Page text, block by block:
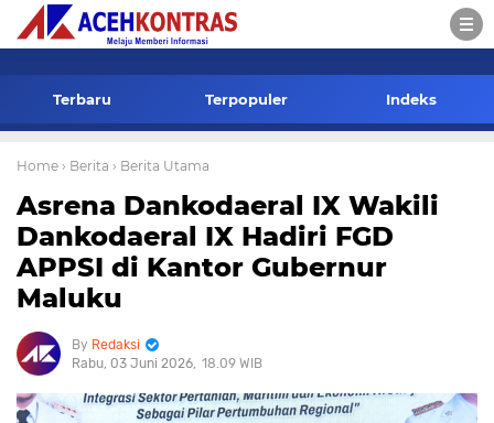
Terbaru Terpopuler Indeks
Home › Berita › Berita Utama
Asrena Dankodaeral IX Wakili
Dankodaeral IX Hadiri FGD
APPSI di Kantor Gubernur
Maluku
Redaksi
Rabu, 03 Juni 2026 18.09 WIB